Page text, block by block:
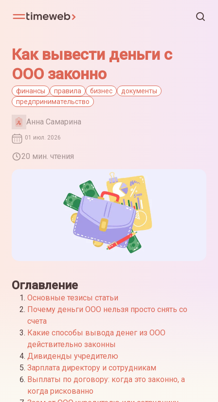
Как вывести деньги с
ООО законно
финансы правила бизнес
документы
предпринимательство
Анна Самарина
01 июл. 2026
20 мин. чтения
Оглавление
Основные тезисы статьи
Почему деньги ООО нельзя просто снять со
счета
Какие способы вывода денег из ООО
действительно законны
Дивиденды учредителю
Зарплата директору и сотрудникам
Выплаты по договору: когда это законно, а
когда рискованно